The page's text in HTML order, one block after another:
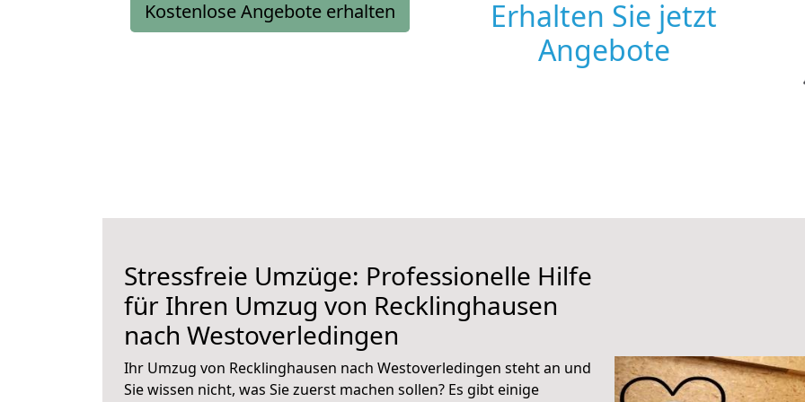
Kostenlose Angebote erhalten
Erhalten Sie jetzt
Angebote
Stressfreie Umzüge: Professionelle Hilfe
für Ihren Umzug von Recklinghausen
nach Westoverledingen
Ihr Umzug von Recklinghausen nach Westoverledingen steht an und
Sie wissen nicht, was Sie zuerst machen sollen? Es gibt einige